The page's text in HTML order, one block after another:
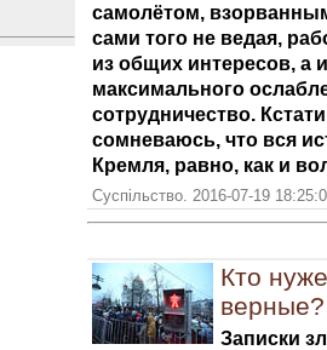
самолётом,
сами того не ведая,
из общих интересов, а
максимального
сотрудничество.
сомневаюсь, что вся
Кремля, равно, как и
Суспільство. 2016-07-19
Кто
верные?
Записки